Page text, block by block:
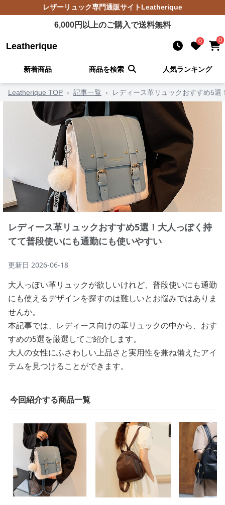
レザーリュック専門通販サイトLeatherique
6,000円以上のご購入で送料無料
Leatherique 0 0
新着商品 商品を検索 人気ランキング
Leatherique TOP › 記事一覧 › レディース革リュックおすすめ5
レディース革リュックおすすめ5選！大人っぽく持
てて普段使いにも通勤にも使いやすい
更新日 2026-06-18
大人っぽい革リュックが欲しいけれど、普段使いにも通勤
にも使えるデザインを探すのは難しいとお悩みではありま
せんか。
本記事では、レディース向けの革リュックの中から、おす
すめの5選を厳選してご紹介します。
大人の女性にふさわしい上品さと実用性を兼ね備えたアイ
テムを見つけることができます。
今回紹介する商品一覧